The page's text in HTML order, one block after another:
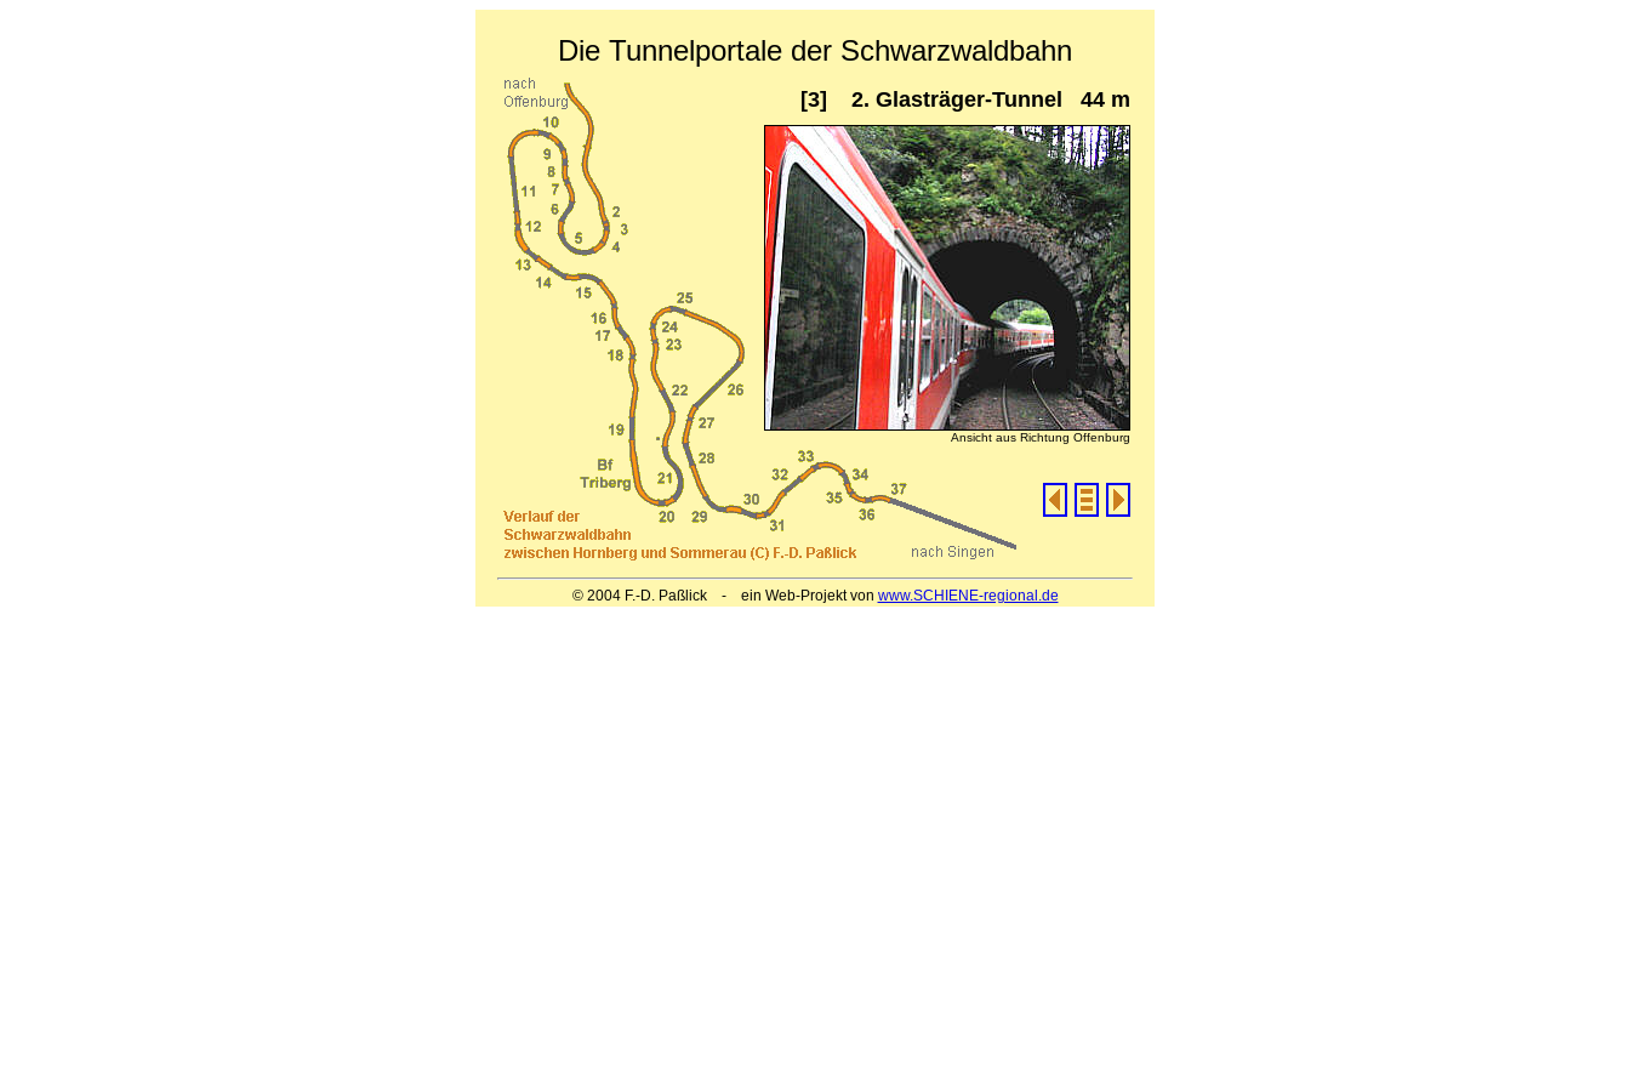
Die Tunnelportale der Schwarzwaldbahn
[3] 2. Glasträger-Tunnel 44 m
Ansicht aus Richtung Offenburg
© 2004 F.-D. Paßlick - ein Web-Projekt von www.SCHIENE-regional.de